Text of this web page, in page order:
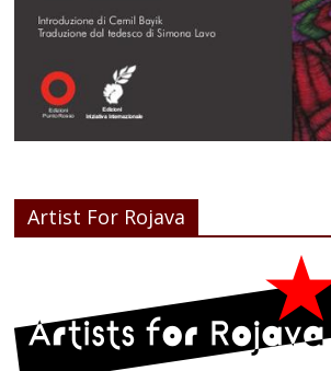
Artist For Rojava